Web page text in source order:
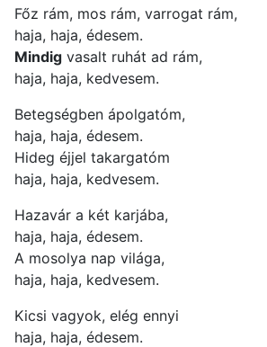
Főz rám, mos rám, varrogat rám,
haja, haja, édesem.
Mindig vasalt ruhát ad rám,
haja, haja, kedvesem.
Betegségben ápolgatóm,
haja, haja, édesem.
Hideg éjjel takargatóm
haja, haja, kedvesem.
Hazavár a két karjába,
haja, haja, édesem.
A mosolya nap világa,
haja, haja, kedvesem.
Kicsi vagyok, elég ennyi
haja, haja, édesem.